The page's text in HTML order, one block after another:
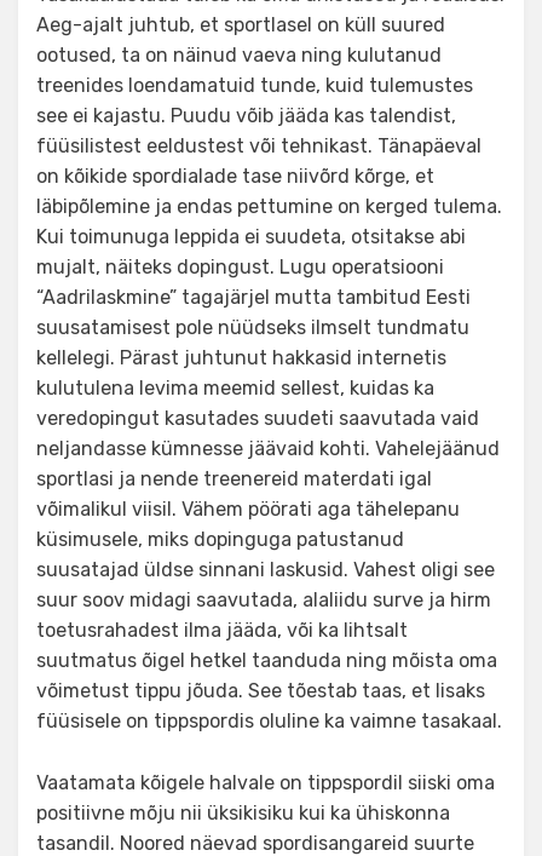
Aeg-ajalt juhtub, et sportlasel on küll suured
ootused, ta on näinud vaeva ning kulutanud
treenides loendamatuid tunde, kuid tulemustes
see ei kajastu. Puudu võib jääda kas talendist,
füüsilistest eeldustest või tehnikast. Tänapäeval
on kõikide spordialade tase niivõrd kõrge, et
läbipõlemine ja endas pettumine on kerged tulema.
Kui toimunuga leppida ei suudeta, otsitakse abi
mujalt, näiteks dopingust. Lugu operatsiooni
“Aadrilaskmine” tagajärjel mutta tambitud Eesti
suusatamisest pole nüüdseks ilmselt tundmatu
kellelegi. Pärast juhtunut hakkasid internetis
kulutulena levima meemid sellest, kuidas ka
veredopingut kasutades suudeti saavutada vaid
neljandasse kümnesse jäävaid kohti. Vahelejäänud
sportlasi ja nende treenereid materdati igal
võimalikul viisil. Vähem pöörati aga tähelepanu
küsimusele, miks dopinguga patustanud
suusatajad üldse sinnani laskusid. Vahest oligi see
suur soov midagi saavutada, alaliidu surve ja hirm
toetusrahadest ilma jääda, või ka lihtsalt
suutmatus õigel hetkel taanduda ning mõista oma
võimetust tippu jõuda. See tõestab taas, et lisaks
füüsisele on tippspordis oluline ka vaimne tasakaal.
Vaatamata kõigele halvale on tippspordil siiski oma
positiivne mõju nii üksikisiku kui ka ühiskonna
tasandil. Noored näevad spordisangareid suurte